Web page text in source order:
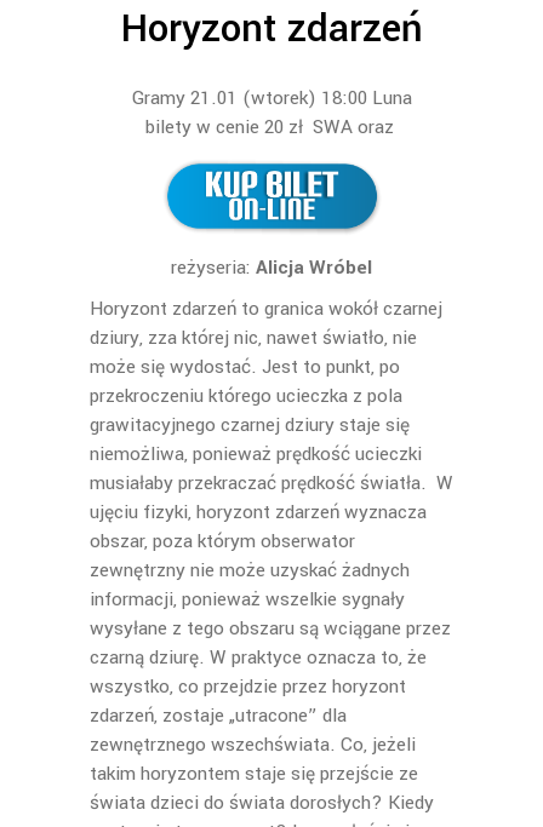
Horyzont zdarzeń
Gramy 21.01 (wtorek) 18:00 Luna
bilety w cenie 20 zł SWA oraz
reżyseria: Alicja Wróbel
Horyzont zdarzeń to granica wokół czarnej
dziury, zza której nic, nawet światło, nie
może się wydostać. Jest to punkt, po
przekroczeniu którego ucieczka z pola
grawitacyjnego czarnej dziury staje się
niemożliwa, ponieważ prędkość ucieczki
musiałaby przekraczać prędkość światła. W
ujęciu fizyki, horyzont zdarzeń wyznacza
obszar, poza którym obserwator
zewnętrzny nie może uzyskać żadnych
informacji, ponieważ wszelkie sygnały
wysyłane z tego obszaru są wciągane przez
czarną dziurę. W praktyce oznacza to, że
wszystko, co przejdzie przez horyzont
zdarzeń, zostaje „utracone” dla
zewnętrznego wszechświata. Co, jeżeli
takim horyzontem staje się przejście ze
świata dzieci do świata dorosłych? Kiedy